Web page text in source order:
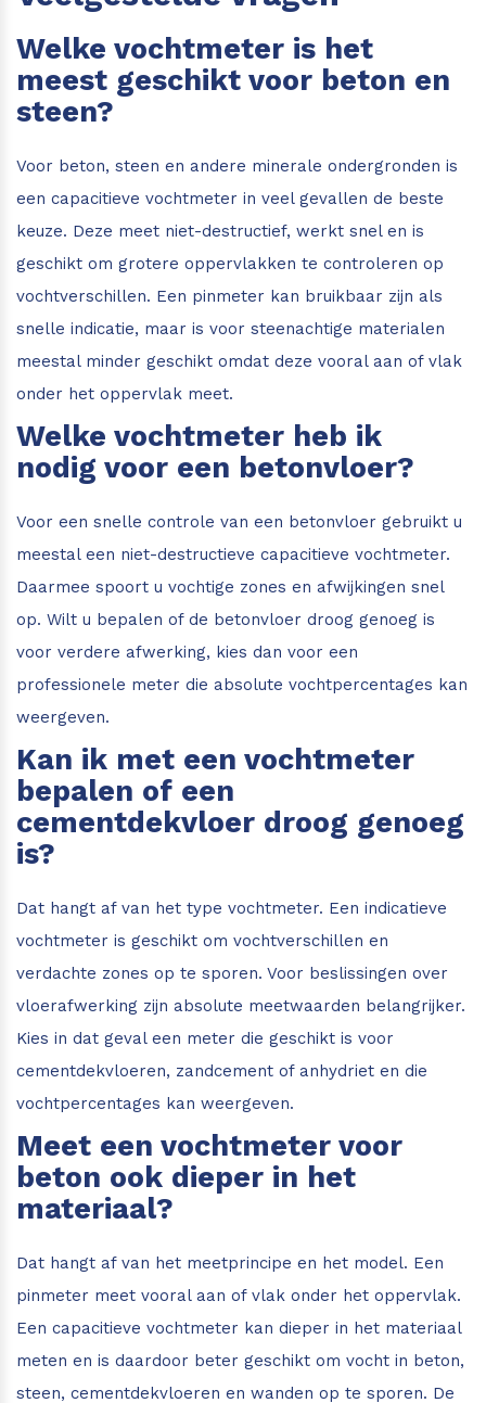
Welke vochtmeter is het
meest geschikt voor beton en
steen?
Voor beton, steen en andere minerale ondergronden is
een capacitieve vochtmeter in veel gevallen de beste
keuze. Deze meet niet-destructief, werkt snel en is
geschikt om grotere oppervlakken te controleren op
vochtverschillen. Een pinmeter kan bruikbaar zijn als
snelle indicatie, maar is voor steenachtige materialen
meestal minder geschikt omdat deze vooral aan of vlak
onder het oppervlak meet.
Welke vochtmeter heb ik
nodig voor een betonvloer?
Voor een snelle controle van een betonvloer gebruikt u
meestal een niet-destructieve capacitieve vochtmeter.
Daarmee spoort u vochtige zones en afwijkingen snel
op. Wilt u bepalen of de betonvloer droog genoeg is
voor verdere afwerking, kies dan voor een
professionele meter die absolute vochtpercentages kan
weergeven.
Kan ik met een vochtmeter
bepalen of een
cementdekvloer droog genoeg
is?
Dat hangt af van het type vochtmeter. Een indicatieve
vochtmeter is geschikt om vochtverschillen en
verdachte zones op te sporen. Voor beslissingen over
vloerafwerking zijn absolute meetwaarden belangrijker.
Kies in dat geval een meter die geschikt is voor
cementdekvloeren, zandcement of anhydriet en die
vochtpercentages kan weergeven.
Meet een vochtmeter voor
beton ook dieper in het
materiaal?
Dat hangt af van het meetprincipe en het model. Een
pinmeter meet vooral aan of vlak onder het oppervlak.
Een capacitieve vochtmeter kan dieper in het materiaal
meten en is daardoor beter geschikt om vocht in beton,
steen, cementdekvloeren en wanden op te sporen. De